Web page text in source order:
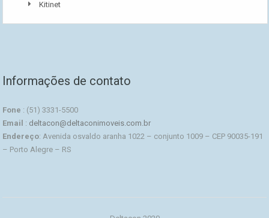
Kitinet
Informações de contato
Fone : (51) 3331-5500
Email : deltacon@deltaconimoveis.com.br
Endereço: Avenida osvaldo aranha 1022 – conjunto 1009 – CEP 90035-191
– Porto Alegre – RS